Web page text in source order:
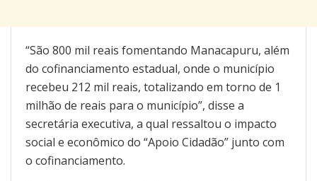
“São 800 mil reais fomentando Manacapuru, além
do cofinanciamento estadual, onde o município
recebeu 212 mil reais, totalizando em torno de 1
milhão de reais para o município”, disse a
secretária executiva, a qual ressaltou o impacto
social e econômico do “Apoio Cidadão” junto com
o cofinanciamento.